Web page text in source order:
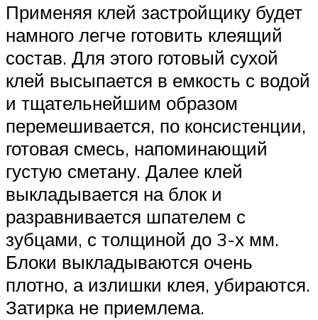
Применяя клей застройщику будет
намного легче готовить клеящий
состав. Для этого готовый сухой
клей высыпается в емкость с водой
и тщательнейшим образом
перемешивается, по консистенции,
готовая смесь, напоминающий
густую сметану. Далее клей
выкладывается на блок и
разравнивается шпателем с
зубцами, с толщиной до 3-х мм.
Блоки выкладываются очень
плотно, а излишки клея, убираются.
Затирка не приемлема.